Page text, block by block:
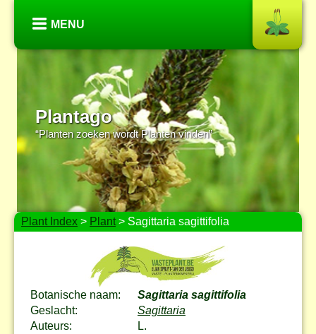
MENU
Plantago
“Planten zoeken wordt Planten vinden”
Plant Index > Plant> Sagittaria sagittifolia
Botanische naam:
Sagittaria sagittifolia
Geslacht:
Sagittaria
Auteurs:
L.